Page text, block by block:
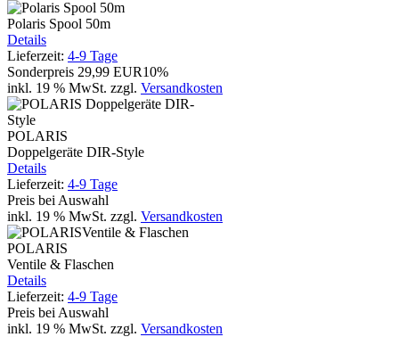
Polaris Spool 50m
Details
Lieferzeit: 4-9 Tage
Sonderpreis 29,99 EUR10%
inkl. 19 % MwSt. zzgl. Versandkosten
POLARIS
Doppelgeräte DIR-Style
Details
Lieferzeit: 4-9 Tage
Preis bei Auswahl
inkl. 19 % MwSt. zzgl. Versandkosten
POLARIS
Ventile & Flaschen
Details
Lieferzeit: 4-9 Tage
Preis bei Auswahl
inkl. 19 % MwSt. zzgl. Versandkosten